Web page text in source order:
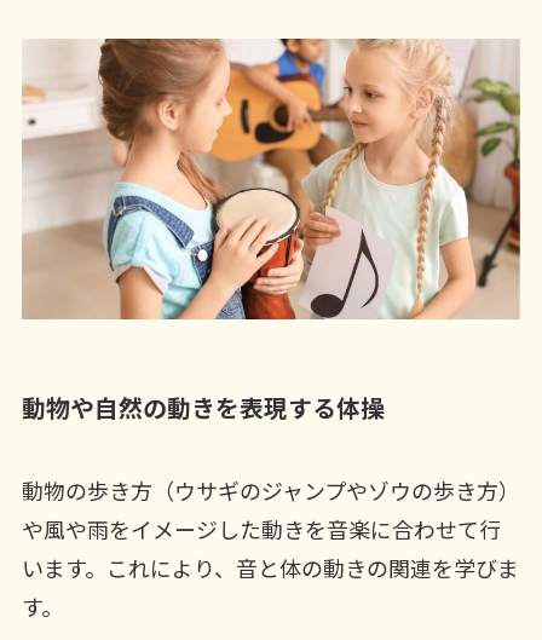
動物や自然の動きを表現する体操
動物の歩き方（ウサギのジャンプやゾウの歩き方）
や風や雨をイメージした動きを音楽に合わせて行
います。これにより、音と体の動きの関連を学びま
す。